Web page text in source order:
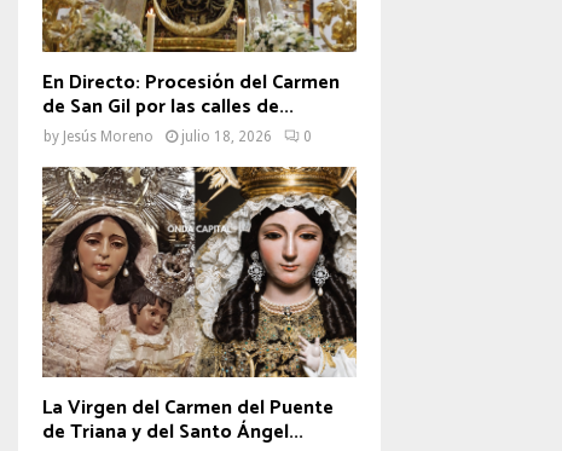
En Directo: Procesión del Carmen
de San Gil por las calles de...
by Jesús Moreno julio 18, 2026 0
La Virgen del Carmen del Puente
de Triana y del Santo Ángel...